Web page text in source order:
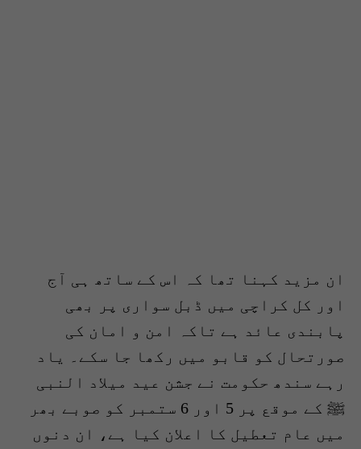
ان مزید کہنا تھا کہ اس کے ساتھ ہی آج
اور کل کراچی میں ڈبل سواری پر بھی
پابندی عائد ہے تاکہ امن و امان کی
صورتحال کو قابو میں رکھا جا سکے۔ یاد
رہے سندھ حکومت نے جشن عید میلاد النبی
ﷺ کے موقع پر 5 اور 6 ستمبر کو صوبے بھر
میں عام تعطیل کا اعلان کیا ہے، ان دنوں